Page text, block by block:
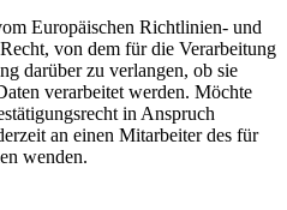
Europäischen Richtlinien- und
von dem für die Verarbeitung
darüber zu verlangen, ob sie
verarbeitet werden. Möchte
in Anspruch
an einen Mitarbeiter des für
wenden.